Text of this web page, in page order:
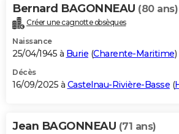
Bricolage
Lifestyle
Culture
Sport
Auto
Television
Voyage
Cinema
Bernard BAGONNEAU (80 ans)
Créer une cagnotte obsèques
Naissance
25/04/1945 à Burie (Charente-Maritime)
Décès
16/09/2025 à Castelnau-Rivière-Basse (
Jean BAGONNEAU (71 ans)